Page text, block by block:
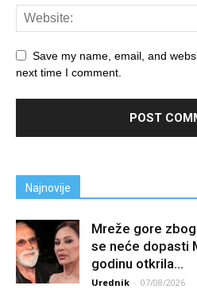
Save my name, email, and
next time I comment.
Najnovije
Mreže gore
se neće dopasti
godinu otkrila...
Urednik - 07/08/2026